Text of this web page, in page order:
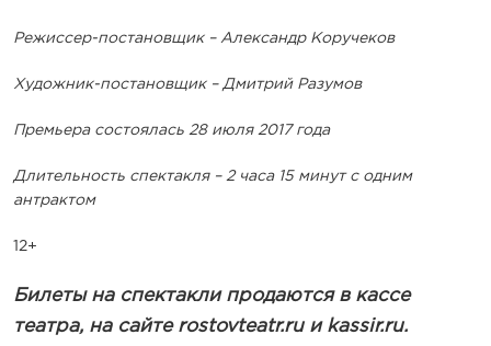
Режиссер-постановщик – Александр Коручеков
Художник-постановщик – Дмитрий Разумов
Премьера состоялась 28 июля 2017 года
Длительность спектакля – 2 часа 15 минут с одним
антрактом
12+
Билеты на спектакли продаются в кассе
театра, на сайте rostovteatr.ru и kassir.ru.